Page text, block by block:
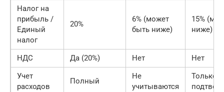
Налог на
прибыль /
Единый
налог
20%
6% (может
быть ниже)
15%
ниже)
НДС Да (20%) Нет
Нет
Учет
расходов
Полный
Не
учитываются
Только